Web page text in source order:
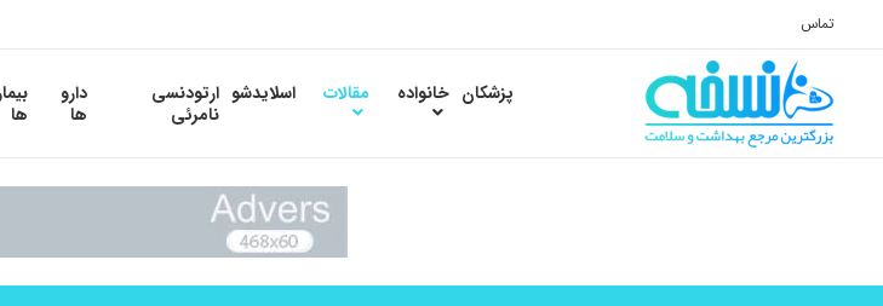
تماس
پزشکان خانواده مقالات اسلایدشو ارتودنسی
نامرئی
دارو
ها
ها